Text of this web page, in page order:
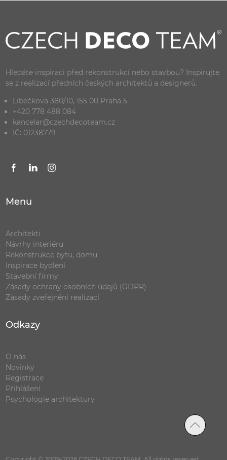
Hledáte inspiraci před rekonstrukcí nebo stavbou? Inspirujte
se z realizací předních českých architektů a designerů.
Libečkova 380/10, 155 00 Praha 5
+420 778 488 084
kancelar@czechdecoteam.cz
IČ: 01238779
Menu
Architekti
Návrhy interiéru
Rekonstrukce bytu, domu
Inspirace bydlení
Stavební firmy
Zásady ochrany osobních údajů (GDPR)
Zásady zveřejnění realizací
Odkazy
O nás
Novinky
Registrace
Přihlášení
Psychologie architektury